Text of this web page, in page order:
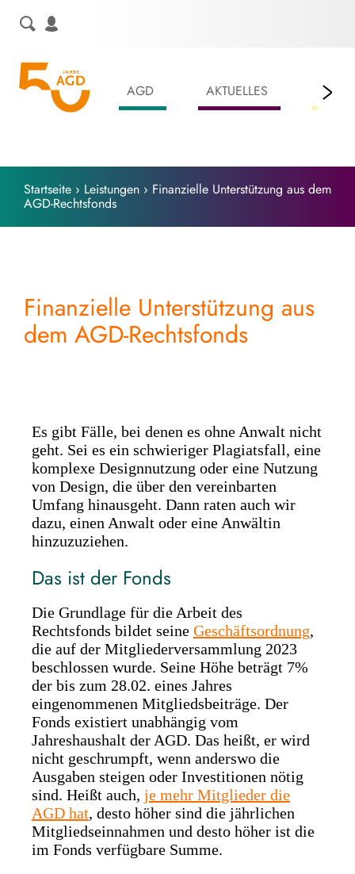
AGD AKTUELLES
Startseite › Leistungen › Finanzielle Unterstützung aus dem
AGD-Rechtsfonds
Finanzielle Unterstützung aus
dem AGD-Rechtsfonds
Es gibt Fälle, bei denen es ohne Anwalt nicht
geht. Sei es ein schwieriger Plagiatsfall, eine
komplexe Designnutzung oder eine Nutzung
von Design, die über den vereinbarten
Umfang hinausgeht. Dann raten auch wir
dazu, einen Anwalt oder eine Anwältin
hinzuzuziehen.
Das ist der Fonds
Die Grundlage für die Arbeit des
Rechtsfonds bildet seine Geschäftsordnung,
die auf der Mitgliederversammlung 2023
beschlossen wurde. Seine Höhe beträgt 7%
der bis zum 28.02. eines Jahres
eingenommenen Mitgliedsbeiträge. Der
Fonds existiert unabhängig vom
Jahreshaushalt der AGD. Das heißt, er wird
nicht geschrumpft, wenn anderswo die
Ausgaben steigen oder Investitionen nötig
sind. Heißt auch, je mehr Mitglieder die
AGD hat, desto höher sind die jährlichen
Mitgliedseinnahmen und desto höher ist die
im Fonds verfügbare Summe.